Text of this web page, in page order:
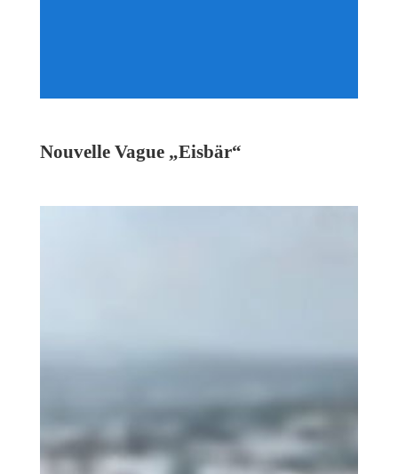
Nouvelle Vague „Eisbär“